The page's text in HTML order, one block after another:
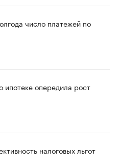
число платежей по
опередила рост
налоговых льгот